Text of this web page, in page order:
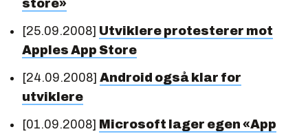
store»
[25.09.2008] Utviklere protesterer mot
Apples App Store
[24.09.2008] Android også klar for
utviklere
[01.09.2008] Microsoft lager egen «App